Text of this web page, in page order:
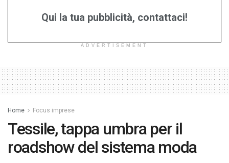
Qui la tua pubblicità, contattaci!
ADVERTISEMENT
Home Focus imprese
Tessile, tappa umbra per il
roadshow del sistema moda